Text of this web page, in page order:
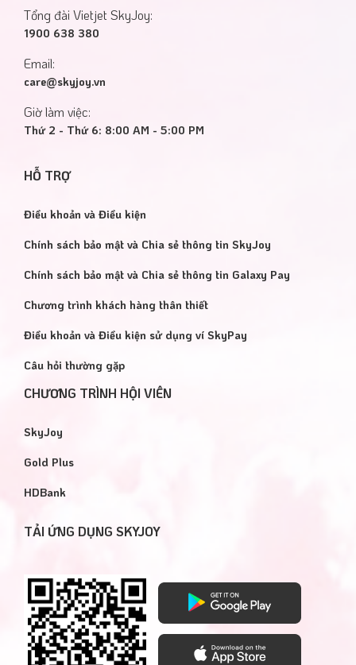
Tổng đài Vietjet SkyJoy:
1900 638 380
Email:
care@skyjoy.vn
Giờ làm việc:
Thứ 2 - Thứ 6: 8:00 AM - 5:00 PM
HỖ TRỢ
Điều khoản và Điều kiện
Chính sách bảo mật và Chia sẻ thông tin SkyJoy
Chính sách bảo mật và Chia sẻ thông tin Galaxy Pay
Chương trình khách hàng thân thiết
Điều khoản và Điều kiện sử dụng ví SkyPay
Câu hỏi thường gặp
CHƯƠNG TRÌNH HỘI VIÊN
SkyJoy
Gold Plus
HDBank
TẢI ỨNG DỤNG SKYJOY